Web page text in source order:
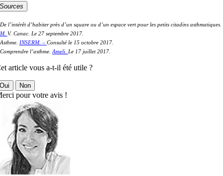
l’intérêt d’habiter près d’un square ou d’un espace vert pour les petits citadins asthmatiques.
V. Canac. Le 27 septembre 2017.
INSERM. – Consulté le 15 octobre 2017.
l’asthme. Ameli. Le 17 juillet 2017.
article vous a-t-il été utile ?
Non
pour votre avis !